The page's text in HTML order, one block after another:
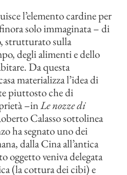
l’elemento cardine per
solo immaginata – di
strutturato sulla
degli alimenti e dello
Da questa
materializza l’idea di
piuttosto che di
–inLe nozze di
Calasso sottolinea
ha segnato uno dei
dalla Cina all’antica
oggetto veniva delegata
(la cottura dei cibi) e